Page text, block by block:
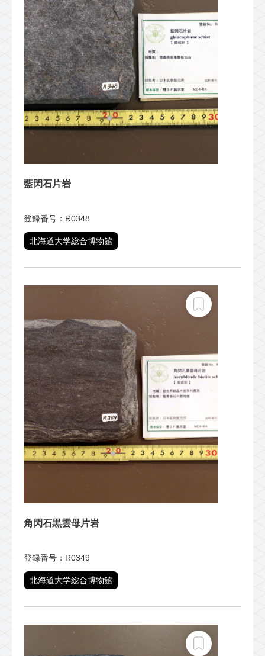
藍閃石片岩
登録番号：R0348
北海道大学総合博物館
角閃石黒雲母片岩
登録番号：R0349
北海道大学総合博物館